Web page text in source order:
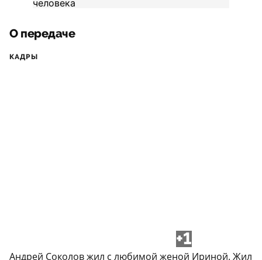
О передаче
КАДРЫ
+1
Андрей Соколов жил с любимой женой Ириной. Жил